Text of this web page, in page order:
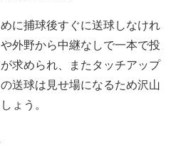
に捕球後すぐに送球しなけれ
外野から中継なしで一本で投
求められ、またタッチアップ
送球は見せ場になるため沢山
ょう。